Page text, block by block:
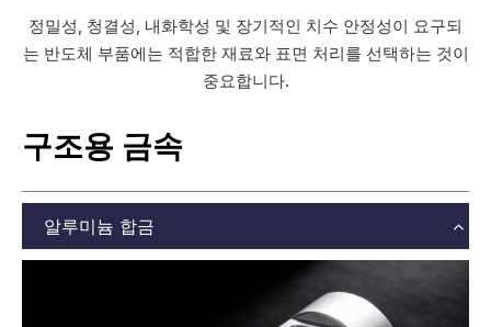
정밀성, 청결성, 내화학성 및 장기적인 치수 안정성이 요구되
는 반도체 부품에는 적합한 재료와 표면 처리를 선택하는 것이
중요합니다.
구조용 금속
알루미늄 합금